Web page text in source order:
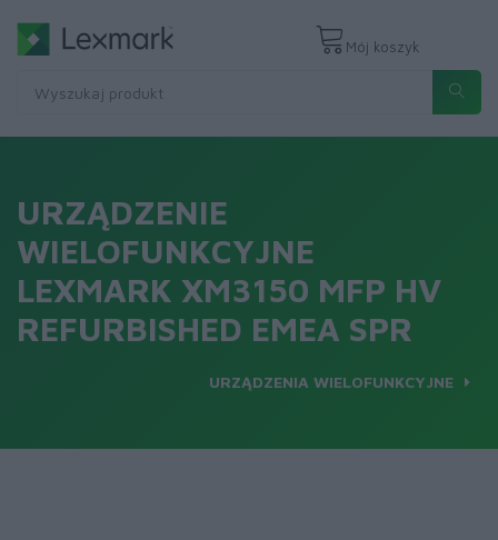
Mój koszyk
URZĄDZENIE
WIELOFUNKCYJNE
LEXMARK XM3150 MFP HV
REFURBISHED EMEA SPR
URZĄDZENIA WIELOFUNKCYJNE